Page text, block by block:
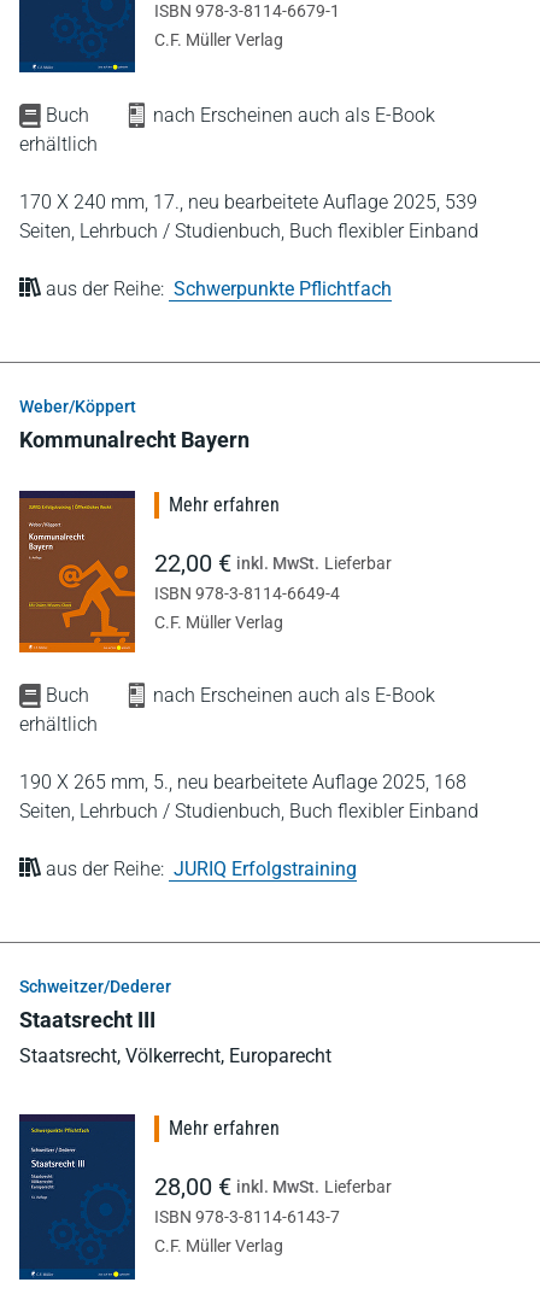
Buch
nach Erscheinen auch als E-Book
erhältlich
170 X 240 mm, 17., neu bearbeitete Auflage 2025, 539
Seiten, Lehrbuch / Studienbuch, Buch flexibler Einband
aus der Reihe: Schwerpunkte Pflichtfach
ISBN 978-3-8114-6679-1
C.F. Müller Verlag
Weber/Köppert
Kommunalrecht Bayern
Buch
nach Erscheinen auch als E-Book
erhältlich
190 X 265 mm, 5., neu bearbeitete Auflage 2025, 168
Seiten, Lehrbuch / Studienbuch, Buch flexibler Einband
aus der Reihe: JURIQ Erfolgstraining
Mehr erfahren
22,00 € inkl. MwSt. Lieferbar
ISBN 978-3-8114-6649-4
C.F. Müller Verlag
Schweitzer/Dederer
Staatsrecht III
Staatsrecht, Völkerrecht, Europarecht
Mehr erfahren
28,00 € inkl. MwSt. Lieferbar
ISBN 978-3-8114-6143-7
C.F. Müller Verlag